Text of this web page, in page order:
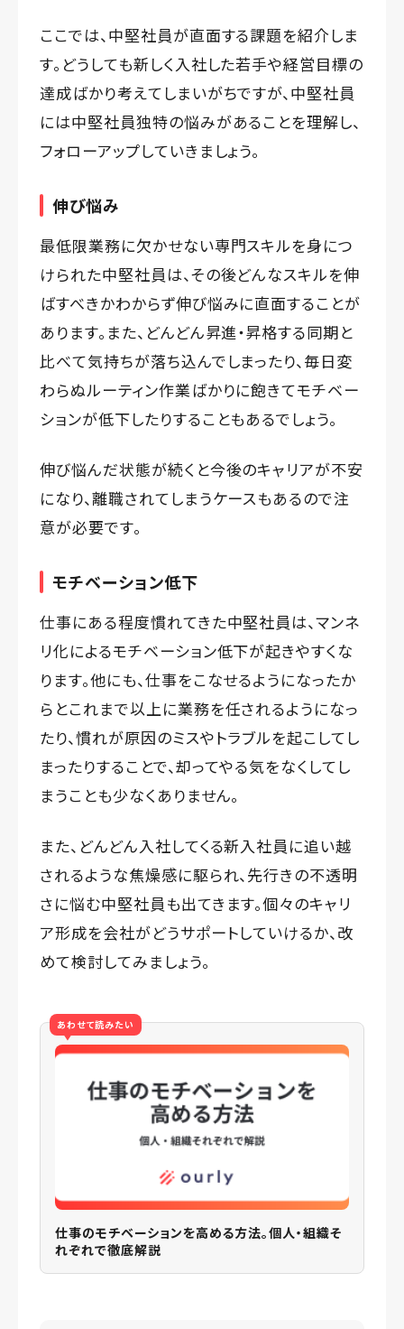
ここでは、中堅社員が直面する課題を紹介しま
す。どうしても新しく入社した若手や経営目標の
達成ばかり考えてしまいがちですが、中堅社員
には中堅社員独特の悩みがあることを理解し、
フォローアップしていきましょう。
伸び悩み
最低限業務に欠かせない専門スキルを身につ
けられた中堅社員は、その後どんなスキルを伸
ばすべきかわからず伸び悩みに直面することが
あります。また、どんどん昇進・昇格する同期と
比べて気持ちが落ち込んでしまったり、毎日変
わらぬルーティン作業ばかりに飽きてモチベー
ションが低下したりすることもあるでしょう。
伸び悩んだ状態が続くと今後のキャリアが不安
になり、離職されてしまうケースもあるので注
意が必要です。
モチベーション低下
仕事にある程度慣れてきた中堅社員は、マンネ
リ化によるモチベーション低下が起きやすくな
ります。他にも、仕事をこなせるようになったか
らとこれまで以上に業務を任されるようになっ
たり、慣れが原因のミスやトラブルを起こしてし
まったりすることで、却ってやる気をなくしてし
まうことも少なくありません。
また、どんどん入社してくる新入社員に追い越
されるような焦燥感に駆られ、先行きの不透明
さに悩む中堅社員も出てきます。個々のキャリ
ア形成を会社がどうサポートしていけるか、改
めて検討してみましょう。
あわせて読みたい
仕事のモチベーションを高める方法。個人・組織そ
れぞれで徹底解説